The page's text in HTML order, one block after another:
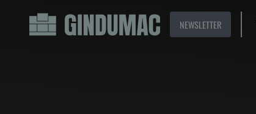
NEWSLETTER